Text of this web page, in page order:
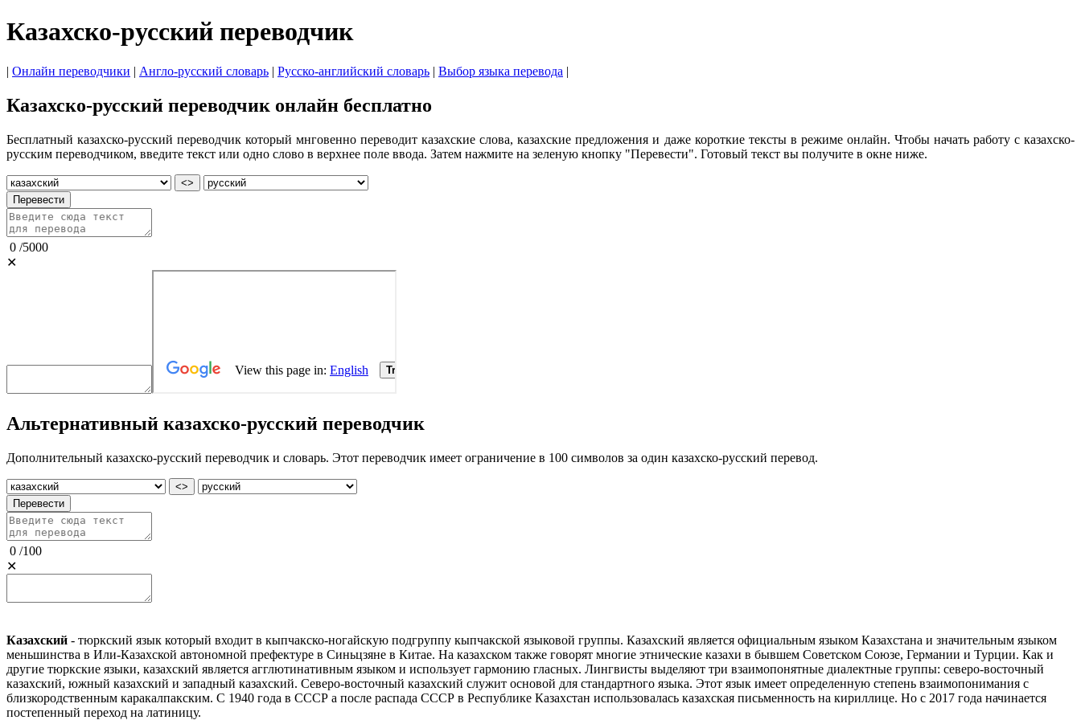
Казахско-русский переводчик
| Онлайн переводчики | Англо-русский словарь | Русско-английский словарь | Выбор языка перевода |
Казахско-русский переводчик онлайн бесплатно
Бесплатный казахско-русский переводчик который мнговенно переводит казахские слова, казахские предложения и даже короткие тексты в режиме онлайн. Чтобы начать работу с казахско-
русским переводчиком, введите текст или одно слово в верхнее поле ввода. Затем нажмите на зеленую кнопку "Перевести". Готовый текст вы получите в окне ниже.
<>
Перевести
0 /5000
✕
Альтернативный казахско-русский переводчик
Дополнительный казахско-русский переводчик и словарь. Этот переводчик имеет ограничение в 100 символов за один казахско-русский перевод.
<>
Перевести
0 /100
✕
Казахский - тюркский язык который входит в кыпчакско-ногайскую подгруппу кыпчакской языковой группы. Казахский является официальным языком Казахстана и значительным языком
меньшинства в Или-Казахской автономной префектуре в Синьцзяне в Китае. На казахском также говорят многие этнические казахи в бывшем Советском Союзе, Германии и Турции. Как и
другие тюркские языки, казахский является агглютинативным языком и использует гармонию гласных. Лингвисты выделяют три взаимопонятные диалектные группы: северо-восточный
казахский, южный казахский и западный казахский. Северо-восточный казахский служит основой для стандартного языка. Этот язык имеет определенную степень взаимопонимания с
близкородственным каракалпакским. С 1940 года в СССР а после распада СССР в Республике Казахстан использовалась казахская письменность на кириллице. Но с 2017 года начинается
постепенный переход на латиницу.